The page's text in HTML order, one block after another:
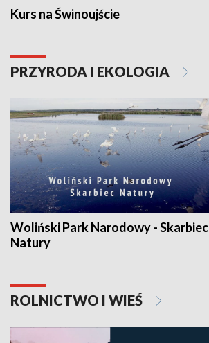
Kurs na Świnoujście
PRZYRODA I EKOLOGIA
Woliński Park Narodowy - Skarbiec
Natury
ROLNICTWO I WIEŚ